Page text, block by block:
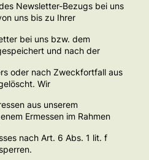
Newsletter-Bezugs bei uns
uns bis zu Ihrer
bei uns bzw. dem
und nach der
oder nach Zweckfortfall aus
Wir
aus unserem
Ermessen im Rahmen
nach Art. 6 Abs. 1 lit. f